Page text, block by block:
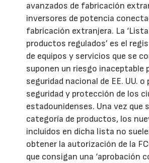
avanzados de fabricación
inversores de potencia
fabricación extranjera. La
productos regulados’ es el
de equipos y servicios que se
suponen un riesgo inaceptable
seguridad nacional de EE. UU. o
seguridad y protección de los
estadounidenses. Una vez que
categoría de productos, los
incluidos en dicha lista no
obtener la autorización de la
que consigan una ‘aprobación